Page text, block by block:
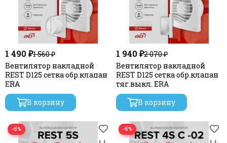
1 490 ₽1 560 ₽
Вентилятор накладной
REST D125 сетка обр.клапан
ERA
В корзину
1 940 ₽2 070 ₽
Вентилятор накладной
REST D125 сетка обр.клапан
тяг.выкл. ERA
В корзину
−5% −5%